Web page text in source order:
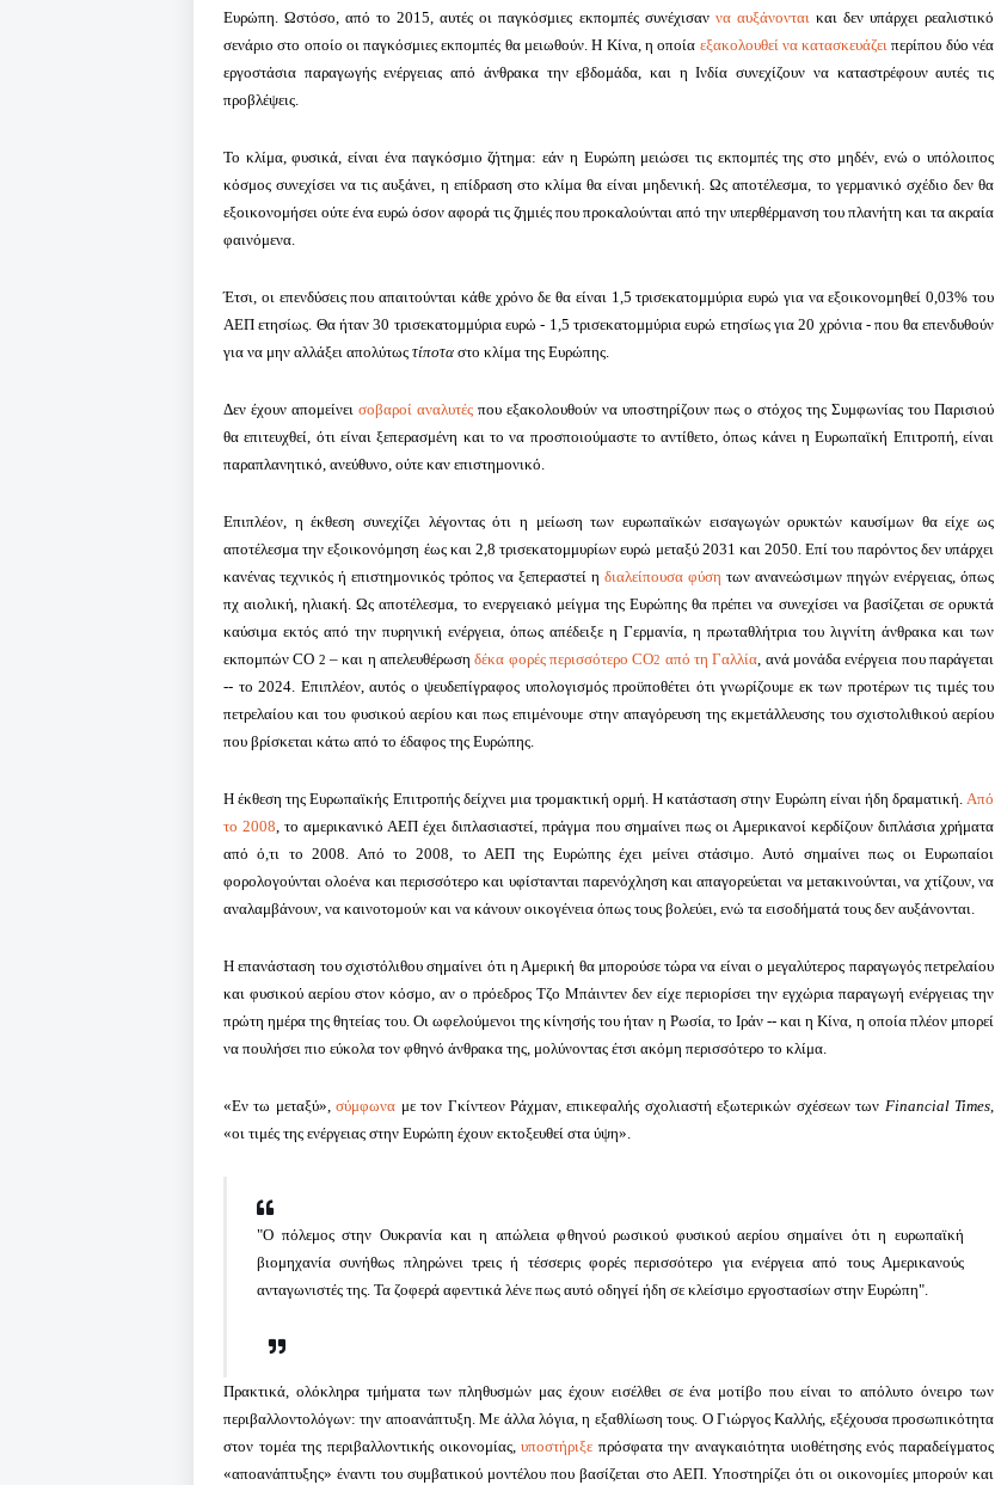
Ευρώπη. Ωστόσο, από το 2015, αυτές οι παγκόσμιες εκπομπές συνέχισαν να αυξάνονται και δεν υπάρχει ρεαλιστικό
σενάριο στο οποίο οι παγκόσμιες εκπομπές θα μειωθούν. Η Κίνα, η οποία εξακολουθεί να κατασκευάζει περίπου δύο νέα
εργοστάσια παραγωγής ενέργειας από άνθρακα την εβδομάδα, και η Ινδία συνεχίζουν να καταστρέφουν αυτές τις
προβλέψεις.
Το κλίμα, φυσικά, είναι ένα παγκόσμιο ζήτημα: εάν η Ευρώπη μειώσει τις εκπομπές της στο μηδέν, ενώ ο υπόλοιπος
κόσμος συνεχίσει να τις αυξάνει, η επίδραση στο κλίμα θα είναι μηδενική. Ως αποτέλεσμα, το γερμανικό σχέδιο δεν θα
εξοικονομήσει ούτε ένα ευρώ όσον αφορά τις ζημιές που προκαλούνται από την υπερθέρμανση του πλανήτη και τα ακραία
φαινόμενα.
Έτσι, οι επενδύσεις που απαιτούνται κάθε χρόνο δε θα είναι 1,5 τρισεκατομμύρια ευρώ για να εξοικονομηθεί 0,03% του
ΑΕΠ ετησίως. Θα ήταν 30 τρισεκατομμύρια ευρώ - 1,5 τρισεκατομμύρια ευρώ ετησίως για 20 χρόνια - που θα επενδυθούν
για να μην αλλάξει απολύτως τίποτα στο κλίμα της Ευρώπης.
Δεν έχουν απομείνει σοβαροί αναλυτές που εξακολουθούν να υποστηρίζουν πως ο στόχος της Συμφωνίας του Παρισιού
θα επιτευχθεί, ότιείναι ξεπερασμένη και το να προσποιούμαστε το αντίθετο, όπως κάνει η Ευρωπαϊκή Επιτροπή, είναι
παραπλανητικό, ανεύθυνο, ούτε καν επιστημονικό.
Επιπλέον, η έκθεση συνεχίζει λέγοντας ότι η μείωση των ευρωπαϊκών εισαγωγών ορυκτών καυσίμων θα είχε ως
αποτέλεσμα την εξοικονόμηση έως και 2,8 τρισεκατομμυρίων ευρώ μεταξύ 2031 και 2050. Επί του παρόντος δεν υπάρχει
κανένας τεχνικός ή επιστημονικός τρόπος να ξεπεραστεί η διαλείπουσα φύση των ανανεώσιμων πηγών ενέργειας, όπως
πχ αιολική, ηλιακή. Ως αποτέλεσμα, το ενεργειακό μείγμα της Ευρώπης θα πρέπει να συνεχίσει να βασίζεται σε ορυκτά
καύσιμα εκτός από την πυρηνική ενέργεια, όπως απέδειξε η Γερμανία, η πρωταθλήτρια του λιγνίτη άνθρακα και των
εκπομπών CO 2 – και η απελευθέρωση δέκα φορές περισσότερο CO2 από τη Γαλλία, ανά μονάδα ενέργεια που παράγεται
-- το 2024. Επιπλέον, αυτός ο ψευδεπίγραφος υπολογισμός προϋποθέτει ότι γνωρίζουμε εκ των προτέρων τις τιμές του
πετρελαίου και του φυσικού αερίου και πως επιμένουμε στην απαγόρευση της εκμετάλλευσης του σχιστολιθικού αερίου
που βρίσκεται κάτω από το έδαφος της Ευρώπης.
Η έκθεση της Ευρωπαϊκής Επιτροπής δείχνει μια τρομακτική ορμή. Η κατάσταση στην Ευρώπη είναι ήδη δραματική. Από
το 2008, το αμερικανικό ΑΕΠ έχει διπλασιαστεί, πράγμα που σημαίνει πως οι Αμερικανοί κερδίζουν διπλάσια χρήματα
από ό,τι το 2008. Από το 2008, το ΑΕΠ της Ευρώπης έχει μείνει στάσιμο. Αυτό σημαίνει πως οι Ευρωπαίοι
φορολογούνται ολοένα και περισσότερο και υφίστανται παρενόχληση και απαγορεύεται να μετακινούνται, να χτίζουν, να
αναλαμβάνουν, να καινοτομούν και να κάνουν οικογένεια όπως τους βολεύει, ενώ τα εισοδήματά τους δεν αυξάνονται.
Η επανάσταση του σχιστόλιθου σημαίνει ότι η Αμερική θα μπορούσε τώρα να είναι ο μεγαλύτερος παραγωγός πετρελαίου
και φυσικού αερίου στον κόσμο, αν ο πρόεδρος Τζο Μπάιντεν δεν είχε περιορίσει την εγχώρια παραγωγή ενέργειας την
πρώτη ημέρα της θητείας του. Οι ωφελούμενοι της κίνησής του ήταν η Ρωσία, το Ιράν -- και η Κίνα, η οποία πλέον μπορεί
να πουλήσει πιο εύκολα τον φθηνό άνθρακα της, μολύνοντας έτσι ακόμη περισσότερο το κλίμα.
«Εν τω μεταξύ», σύμφωνα με τον Γκίντεον Ράχμαν, επικεφαλής σχολιαστή εξωτερικών σχέσεων των Financial Times,
«οι τιμές της ενέργειας στην Ευρώπη έχουν εκτοξευθεί στα ύψη».
"Ο πόλεμος στην Ουκρανία και η απώλεια φθηνού ρωσικού φυσικού αερίου σημαίνει ότι η ευρωπαϊκή
βιομηχανία συνήθως πληρώνει τρεις ή τέσσερις φορές περισσότερο για ενέργεια από τους Αμερικανούς
ανταγωνιστές της. Τα ζοφερά αφεντικά λένε πως αυτό οδηγεί ήδη σε κλείσιμο εργοστασίων στην Ευρώπη".
Πρακτικά, ολόκληρα τμήματα των πληθυσμών μας έχουν εισέλθει σε ένα μοτίβο που είναι το απόλυτο όνειρο των
περιβαλλοντολόγων: την αποανάπτυξη. Με άλλα λόγια, η εξαθλίωση τους. Ο Γιώργος Καλλής, εξέχουσα προσωπικότητα
στον τομέα της περιβαλλοντικής οικονομίας, υποστήριξε πρόσφατα την αναγκαιότητα υιοθέτησης ενός παραδείγματος
«αποανάπτυξης» έναντι του συμβατικού μοντέλου που βασίζεται στο ΑΕΠ. Υποστηρίζει ότι οι οικονομίες μπορούν και